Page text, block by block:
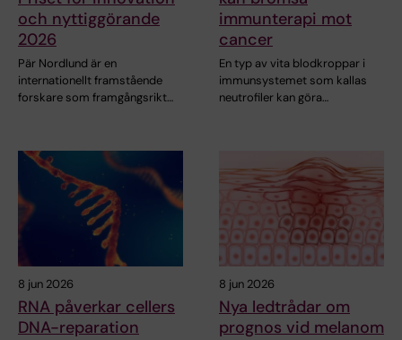
och nyttiggörande
2026
Pär Nordlund är en
internationellt framstående
forskare som framgångsrikt…
immunterapi mot
cancer
En typ av vita blodkroppar i
immunsystemet som kallas
neutrofiler kan göra…
8 jun 2026
RNA påverkar cellers
DNA-reparation
8 jun 2026
Nya ledtrådar om
prognos vid melanom